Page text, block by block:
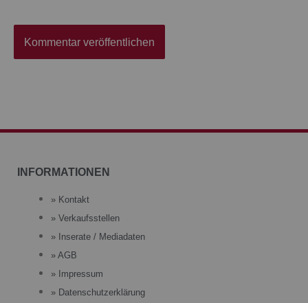
INFORMATIONEN
» Kontakt
» Verkaufsstellen
» Inserate / Mediadaten
» AGB
» Impressum
» Datenschutzerklärung